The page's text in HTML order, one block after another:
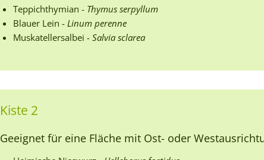
Teppichthymian - Thymus serpyllum
Blauer Lein - Linum perenne
Muskatellersalbei - Salvia sclarea
Kiste 2
Geeignet für eine Fläche mit Ost- oder